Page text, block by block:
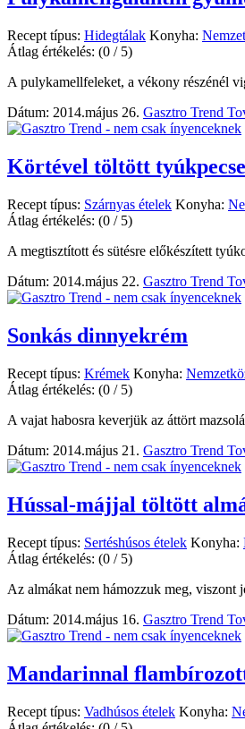
Recept típus: Hidegtálak Konyha:
Átlag értékelés: (0 / 5)
A pulykamellfeleket, a vékony részénél
Dátum: 2014.május 26. Gasztro Trend
Körtével töltött
Recept típus: Szárnyas ételek Konyha:
Átlag értékelés: (0 / 5)
A megtisztított és sütésre előkészített
Dátum: 2014.május 22. Gasztro Trend
Sonkás dinnyekrém
Recept típus: Krémek Konyha:
Átlag értékelés: (0 / 5)
A vajat habosra keverjük az áttört
Dátum: 2014.május 21. Gasztro Trend
Hússal-májjal töltött
Recept típus: Sertéshúsos ételek Konyha:
Átlag értékelés: (0 / 5)
Az almákat nem hámozzuk meg, viszont
Dátum: 2014.május 16. Gasztro Trend
Mandarinnal
Recept típus: Vadhúsos ételek Konyha: